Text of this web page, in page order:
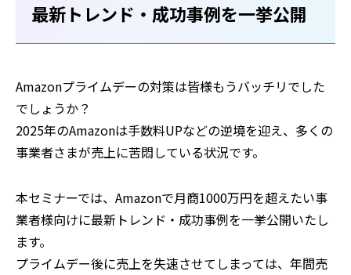
最新トレンド・成功事例を一挙公開
Amazonプライムデーの対策は皆様もうバッチリでした
でしょうか？
2025年のAmazonは手数料UPなどの逆境を迎え、多くの
事業者さまが売上に苦悶している状況です。
本セミナーでは、Amazonで月商1000万円を超えたい事
業者様向けに最新トレンド・成功事例を一挙公開いたし
ます。
プライムデー後に売上を失速させてしまっては、年間売